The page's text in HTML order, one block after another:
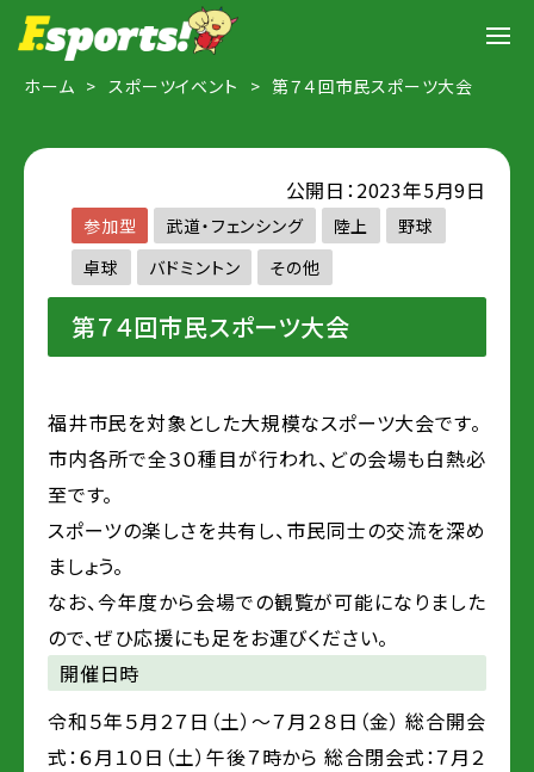
ホーム スポーツイベント 第７４回市民スポーツ大会
公開日：2023年5月9日
参加型 武道・フェンシング 陸上
野球
卓球
バドミントン その他
第７４回市民スポーツ大会
福井市民を対象とした大規模なスポーツ大会です。
市内各所で全３０種目が行われ、どの会場も白熱必
至です。
スポーツの楽しさを共有し、市民同士の交流を深め
ましょう。
なお、今年度から会場での観覧が可能になりました
ので、ぜひ応援にも足をお運びください。
開催日時
令和５年５月２７日（土）～７月２８日（金） 総合開会
式：６月１０日（土）午後７時から 総合閉会式：７月２